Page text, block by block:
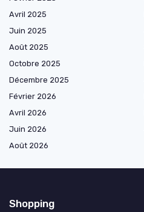
Avril 2025
Juin 2025
Août 2025
Octobre 2025
Décembre 2025
Février 2026
Avril 2026
Juin 2026
Août 2026
Shopping